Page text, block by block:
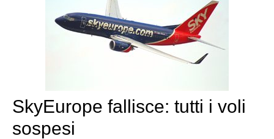
SkyEurope fallisce: tutti i voli
sospesi